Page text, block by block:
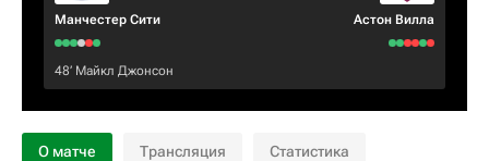
Манчестер Сити Астон Вилла
48‎’‎ Майкл Джонсон
О матче Трансляция Статистика